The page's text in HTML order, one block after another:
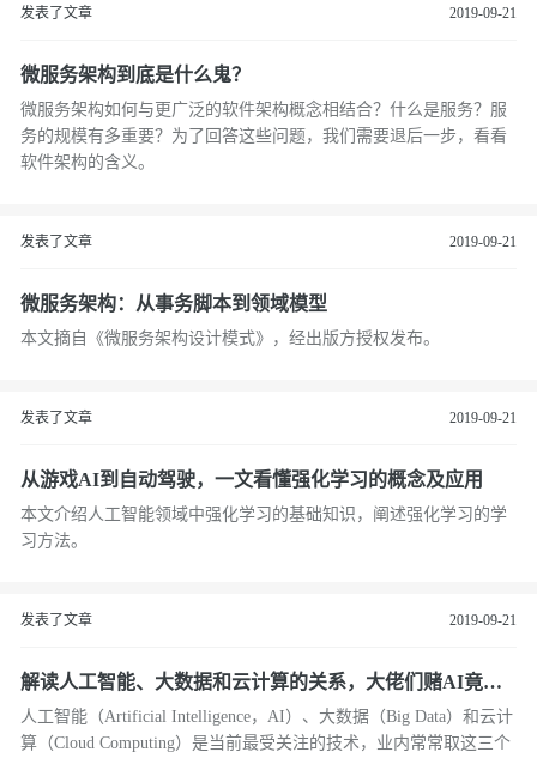
发表了文章 2019-09-21
微服务架构到底是什么鬼？
微服务架构如何与更广泛的软件架构概念相结合？什么是服务？服
务的规模有多重要？为了回答这些问题，我们需要退后一步，看看
软件架构的含义。
发表了文章 2019-09-21
微服务架构：从事务脚本到领域模型
本文摘自《微服务架构设计模式》，经出版方授权发布。
发表了文章 2019-09-21
从游戏AI到自动驾驶，一文看懂强化学习的概念及应用
本文介绍人工智能领域中强化学习的基础知识，阐述强化学习的学
习方法。
发表了文章 2019-09-21
解读人工智能、大数据和云计算的关系，大佬们赌AI竟都
输了？
人工智能（Artificial Intelligence，AI）、大数据（Big Data）和云计
算（Cloud Computing）是当前最受关注的技术，业内常常取这三个